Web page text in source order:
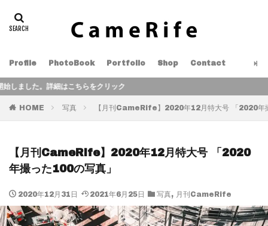
Profile PhotoBook Portfolio Shop Contact
リック
HOME 写真 【月刊CameRife】2020年12月特大号 「2020年
【月刊CameRife】2020年12月特大号 「2020
年撮った100の写真」
2020年12月31日 2021年6月25日 写真, 月刊CameRife